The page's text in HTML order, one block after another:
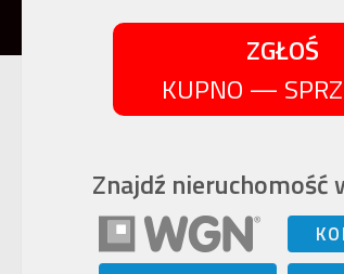
ZGŁOŚ
KUPNO —
Znajdź nieruchomość